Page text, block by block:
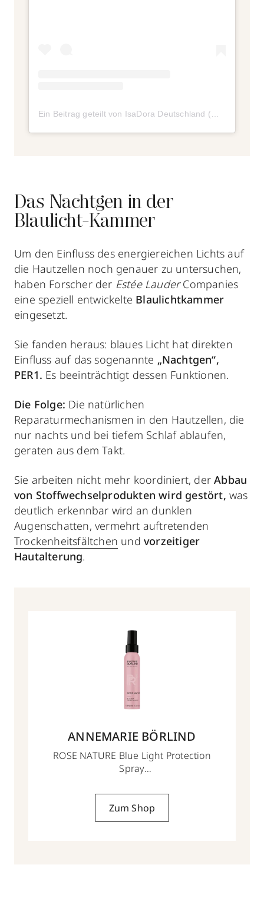
Das Nachtgen in der
Blaulicht-Kammer
Um den Einfluss des energiereichen Lichts auf
die Hautzellen noch genauer zu untersuchen,
haben Forscher der Estée LauderCompanies
eine speziell entwickelte Blaulichtkammer
eingesetzt.
Sie fanden heraus: blaues Licht hat direkten
Einfluss auf das sogenannte „Nachtgen“,
PER1. Es beeinträchtigt dessen Funktionen.
Die Folge: Die natürlichen
Reparaturmechanismen in den Hautzellen, die
nur nachts und bei tiefem Schlaf ablaufen,
geraten aus dem Takt.
Sie arbeiten nicht mehr koordiniert, derAbbau
von Stoffwechselprodukten wird gestört, was
deutlich erkennbar wird an dunklen
Augenschatten, vermehrt auftretenden
Trockenheitsfältchen und vorzeitiger
Hautalterung.
ANNEMARIE BÖRLIND
ROSE NATURE Blue Light Protection
Spray
Zum Shop